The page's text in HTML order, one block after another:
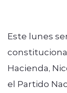
Este lunes
Hacienda,
el Partido